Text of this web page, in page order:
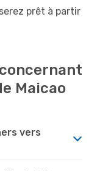
prêt à partir
Maicao
vers